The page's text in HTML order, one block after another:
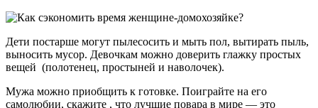
Дети постарше могут пылесосить и мыть пол, вытирать пыль,
выносить мусор. Девочкам можно доверить глажку простых
вещей (полотенец, простыней и наволочек).
Мужа можно приобщить к готовке. Поиграйте на его
самолюбии, скажите , что лучшие повара в мире — это